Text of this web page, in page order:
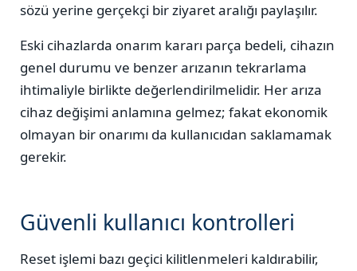
sözü yerine gerçekçi bir ziyaret aralığı paylaşılır.
Eski cihazlarda onarım kararı parça bedeli, cihazın
genel durumu ve benzer arızanın tekrarlama
ihtimaliyle birlikte değerlendirilmelidir. Her arıza
cihaz değişimi anlamına gelmez; fakat ekonomik
olmayan bir onarımı da kullanıcıdan saklamamak
gerekir.
Güvenli kullanıcı kontrolleri
Reset işlemi bazı geçici kilitlenmeleri kaldırabilir,